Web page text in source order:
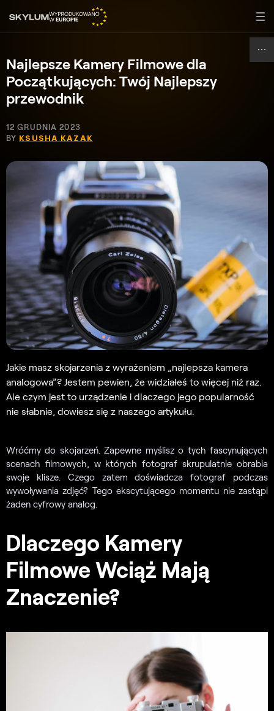
Najlepsze Kamery Filmowe dla
Początkujących: Twój Najlepszy
przewodnik
12 GRUDNIA 2023
BY KSUSHA KAZAK
Jakie masz skojarzenia z wyrażeniem „najlepsza kamera
analogowa”? Jestem pewien, że widziałeś to więcej niż raz.
Ale czym jest to urządzenie i dlaczego jego popularność
nie słabnie, dowiesz się z naszego artykułu.
Wróćmy do skojarzeń. Zapewne myślisz o tych fascynujących
scenach filmowych, w których fotograf skrupulatnie obrabia
swoje klisze. Czego zatem doświadcza fotograf podczas
wywoływania zdjęć? Tego ekscytującego momentu nie zastąpi
żaden cyfrowy analog.
Dlaczego Kamery
Filmowe Wciąż Mają
Znaczenie?